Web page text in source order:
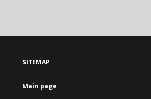
SITEMAP
Main page